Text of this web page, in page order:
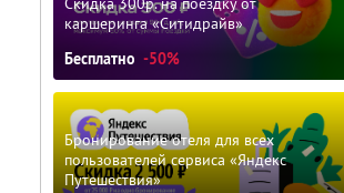
каршеринга «Ситидрайв»
Бесплатно -50%
Бронирование отеля для всех
пользователей сервиса «Яндекс
Путешествия»